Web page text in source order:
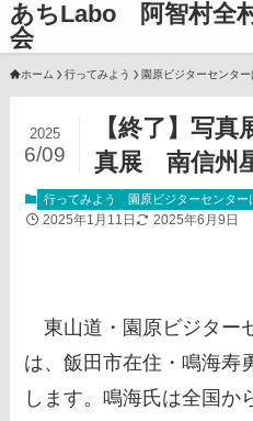
あちLabo 阿智村全
会
ホーム 行ってみよう 園原ビジターセンタ
【終了】写
真展 南信州
2025
6/09
行ってみよう 園原ビジターセンター
2025年1月11日 2025年6月9日
東山道・園原ビジター
は、飯田市在住・鳴海寿
します。鳴海氏は全国か